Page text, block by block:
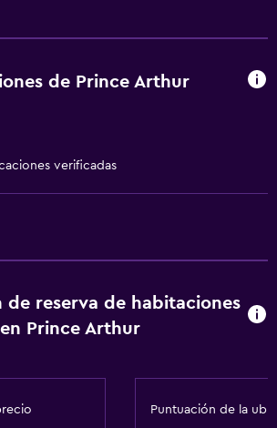
de Prince Arthur
verificadas
de reserva de habitaciones
en Prince Arthur
Puntuación de la